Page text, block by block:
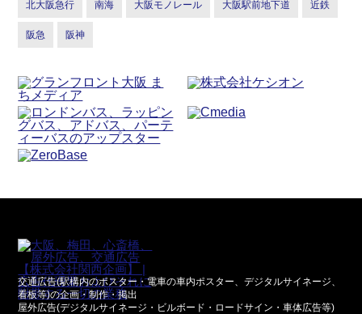
北大阪急行 南海 大阪モノレール 大阪駅前地下道 近鉄
阪急 阪神
交通広告(駅構内のポスター・電車の車内ポスター、デジタルサイネージ、
看板等)の企画・制作・掲出
屋外広告(デジタルサイネージ・ビルボード・ロードサイン・車体広告等)